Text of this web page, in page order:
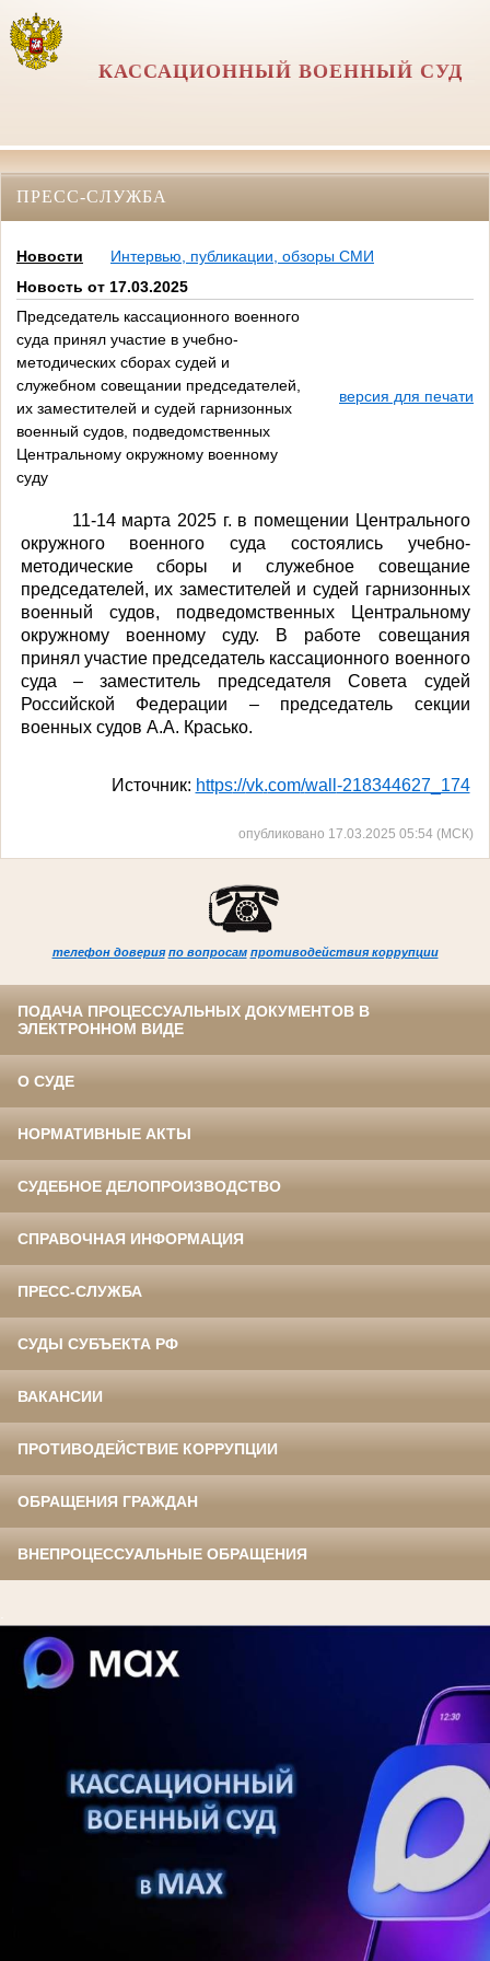
КАССАЦИОННЫЙ ВОЕННЫЙ СУД
ПРЕСС-СЛУЖБА
Новости
Интервью, публикации, обзоры СМИ
Новость от 17.03.2025
Председатель кассационного военного
суда принял участие в учебно-
методических сборах судей и
служебном совещании председателей,
их заместителей и судей гарнизонных
военный судов, подведомственных
Центральному окружному военному
суду
версия для печати
11-14 марта 2025 г. в помещении Центрального
окружного военного суда состоялись учебно-
методические сборы и служебное совещание
председателей, их заместителей и судей гарнизонных
военный судов, подведомственных Центральному
окружному военному суду.
В работе совещания
принял участие председатель кассационного военного
суда – заместитель председателя Совета судей
Российской Федерации – председатель секции
военных судов А.А. Красько.
Источник: https://vk.com/wall -218344627_174
опубликовано 17.03.2025 05:54 (МСК)
телефон доверия по вопросам противодействия коррупции
ПОДАЧА ПРОЦЕССУАЛЬНЫХ ДОКУМЕНТОВ В
ЭЛЕКТРОННОМ ВИДЕ
О СУДЕ
НОРМАТИВНЫЕ АКТЫ
СУДЕБНОЕ ДЕЛОПРОИЗВОДСТВО
СПРАВОЧНАЯ ИНФОРМАЦИЯ
ПРЕСС-СЛУЖБА
СУДЫ СУБЪЕКТА РФ
ВАКАНСИИ
ПРОТИВОДЕЙСТВИЕ КОРРУПЦИИ
ОБРАЩЕНИЯ ГРАЖДАН
ВНЕПРОЦЕССУАЛЬНЫЕ ОБРАЩЕНИЯ